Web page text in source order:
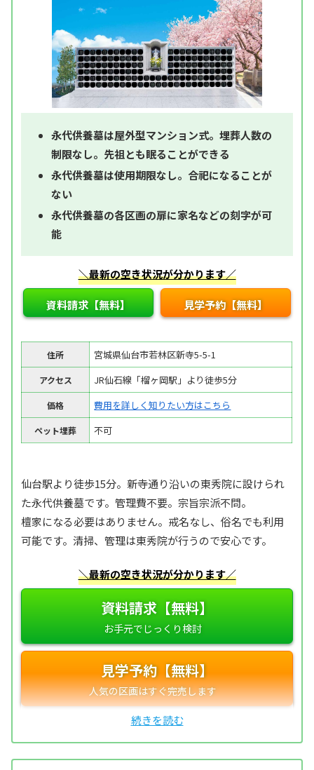
永代供養墓は屋外型マンション式。埋葬人数の
制限なし。先祖とも眠ることができる
永代供養墓は使用期限なし。合祀になることが
ない
永代供養墓の各区画の扉に家名などの刻字が可
能
＼最新の空き状況が分かります／
資料請求【無料】 見学予約【無料】
住所 宮城県仙台市若林区新寺5-5-1
アクセス JR仙石線「榴ヶ岡駅」より徒歩5分
価格 費用を詳しく知りたい方はこちら
ペット埋葬 不可
仙台駅より徒歩15分。新寺通り沿いの東秀院に設けられ
た永代供養墓です。管理費不要。宗旨宗派不問。
檀家になる必要はありません。戒名なし、俗名でも利用
可能です。清掃、管理は東秀院が行うので安心です。
＼最新の空き状況が分かります／
資料請求【無料】
見学予約【無料】